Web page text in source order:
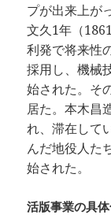
プが出来上が
文久1年（
利発で将来性
採用し、機械
始された。そ
居た。本木昌
れ、滞在して
んだ地役人た
始された。
活版事業の具